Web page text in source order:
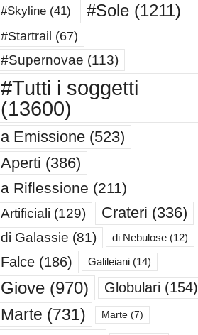
#Skyline(41) #Sole(1211)
#Startrail (67)
#Supernovae (113)
#Tutti i soggetti
(13600)
a Emissione(523)
Aperti (386)
a Riflessione (211)
Artificiali (129) Crateri (336)
di Galassie (81) di Nebulose(12)
Falce(186) Galileiani(14)
Giove(970) Globulari (154)
Marte (731) Marte(7)